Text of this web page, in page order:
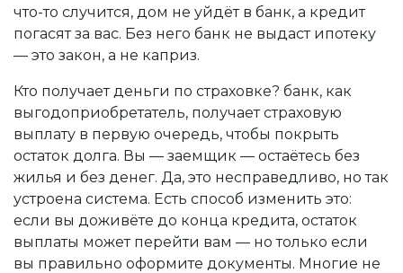
что-то случится, дом не уйдёт в банк, а кредит
погасят за вас. Без него банк не выдаст ипотеку
— это закон, а не каприз.
Кто получает деньги по страховке? банк, как
выгодоприобретатель, получает страховую
выплату в первую очередь, чтобы покрыть
остаток долга. Вы — заемщик — остаётесь без
жилья и без денег. Да, это несправедливо, но так
устроена система. Есть способ изменить это:
если вы доживёте до конца кредита, остаток
выплаты может перейти вам — но только если
вы правильно оформите документы. Многие не